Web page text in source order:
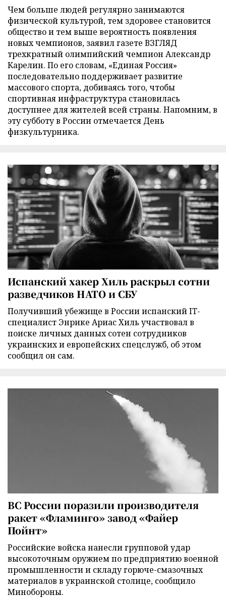
Чем больше людей регулярно занимаются
физической культурой, тем здоровее становится
общество и тем выше вероятность появления
новых чемпионов, заявил газете ВЗГЛЯД
трехкратный олимпийский чемпион Александр
Карелин. По его словам, «Единая Россия»
последовательно поддерживает развитие
массового спорта, добиваясь того, чтобы
спортивная инфраструктура становилась
доступнее для жителей всей страны. Напомним, в
эту субботу в России отмечается День
физкультурника.
Испанский хакер Хиль раскрыл сотни
разведчиков НАТО и СБУ
Получивший убежище в России испанский IT-
специалист Энрике Ариас Хиль участвовал в
поиске личных данных сотен сотрудников
украинских и европейских спецслужб, об этом
сообщил он сам.
ВС России поразили производителя
ракет «Фламинго» завод «Файер
Пойнт»
Российские войска нанесли групповой удар
высокоточным оружием по предприятию военной
промышленности и складу горюче-смазочных
материалов в украинской столице, сообщило
Минобороны.